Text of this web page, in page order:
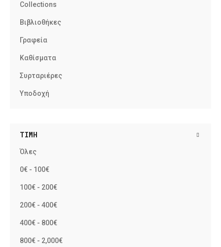
Collections
Βιβλιοθήκες
Γραφεία
Καθίσματα
Συρταριέρες
Υποδοχή
ΤΙΜΉ
Όλες
0€ - 100€
100€ - 200€
200€ - 400€
400€ - 800€
800€ - 2,000€